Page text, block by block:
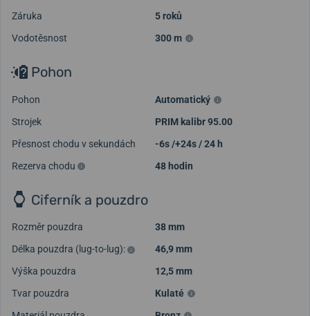
Záruka
5 roků
Vodotěsnost
300 m
Pohon
Pohon
Automatický
Strojek
PRIM kalibr 95.00
Přesnost chodu v sekundách
-6s /+24s / 24 h
Rezerva chodu
48 hodin
Ciferník a pouzdro
Rozměr pouzdra
38 mm
Délka pouzdra (lug-to-lug):
46,9 mm
Výška pouzdra
12,5 mm
Tvar pouzdra
Kulaté